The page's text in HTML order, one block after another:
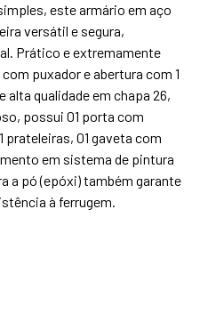
este armário em aço
versátil e segura,
Prático e extremamente
puxador e abertura com 1
alta qualidade em chapa 26,
possui 01 porta com
prateleiras, 01 gaveta com
em sistema de pintura
a pó (epóxi) também garante
à ferrugem.